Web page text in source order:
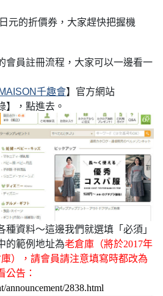
啦✨
日元的折價券，大家趕快把握機
會員註冊流程，大家可以一邊看一
千趣會】官方網站
】，點進去。
種資料～這邊我們就選填「必須」
的範例地址為老倉庫（將於2017年
），請會員請注意填寫時都改為
公告：
2838.html